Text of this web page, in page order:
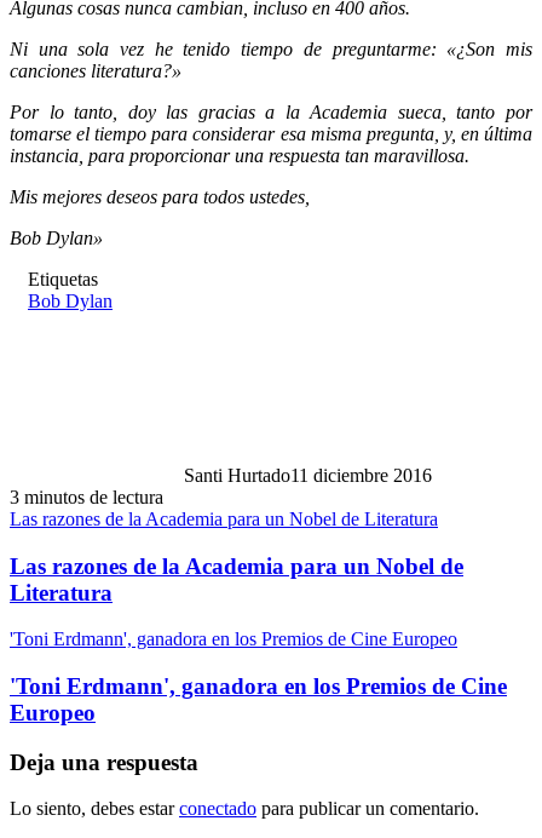
Algunas cosas nunca cambian, incluso en 400 años.
Ni una sola vez he tenido tiempo de preguntarme: «¿Son mis
canciones literatura?»
Por lo tanto, doy las gracias a la Academia sueca, tanto por
tomarse el tiempo para considerar esa misma pregunta, y, en última
instancia, para proporcionar una respuesta tan maravillosa.
Mis mejores deseos para todos ustedes,
Bob Dylan»
Etiquetas
Bob Dylan
Santi Hurtado11 diciembre 2016
3 minutos de lectura
Las razones de la Academia para un Nobel de Literatura
Las razones de la Academia para un Nobel de
Literatura
'Toni Erdmann', ganadora en los Premios de Cine Europeo
'Toni Erdmann', ganadora en los Premios de Cine
Europeo
Deja una respuesta
Lo siento, debes estarconectado para publicar un comentario.